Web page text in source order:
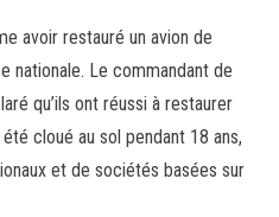
avoir restauré un avion de
nationale. Le commandant de
qu’ils ont réussi à restaurer
cloué au sol pendant 18 ans,
et de sociétés basées sur